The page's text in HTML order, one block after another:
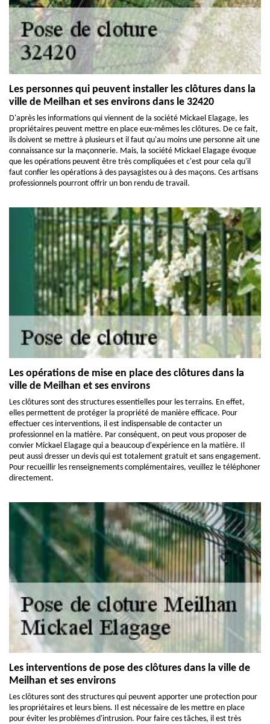
Les personnes qui peuvent installer les clôtures dans la
ville de Meilhan et ses environs dans le 32420
D'après les informations qui viennent de la société Mickael Elagage, les
propriétaires peuvent mettre en place eux-mêmes les clôtures. De ce fait,
ils doivent se mettre à plusieurs et il faut qu'au moins une personne ait une
connaissance sur la maçonnerie. Mais, la société Mickael Elagage évoque
que les opérations peuvent être très compliquées et c'est pour cela qu'il
faut confier les opérations à des paysagistes ou à des maçons. Ces artisans
professionnels pourront offrir un bon rendu de travail.
Les opérations de mise en place des clôtures dans la
ville de Meilhan et ses environs
Les clôtures sont des structures essentielles pour les terrains. En effet,
elles permettent de protéger la propriété de manière efficace. Pour
effectuer ces interventions, il est indispensable de contacter un
professionnel en la matière. Par conséquent, on peut vous proposer de
convier Mickael Elagage qui a beaucoup d'expérience en la matière. Il
peut aussi dresser un devis qui est totalement gratuit et sans engagement.
Pour recueillir les renseignements complémentaires, veuillez le téléphoner
directement.
Les interventions de pose des clôtures dans la ville de
Meilhan et ses environs
Les clôtures sont des structures qui peuvent apporter une protection pour
les propriétaires et leurs biens. Il est nécessaire de les mettre en place
pour éviter les problèmes d'intrusion. Pour faire ces tâches, il est très